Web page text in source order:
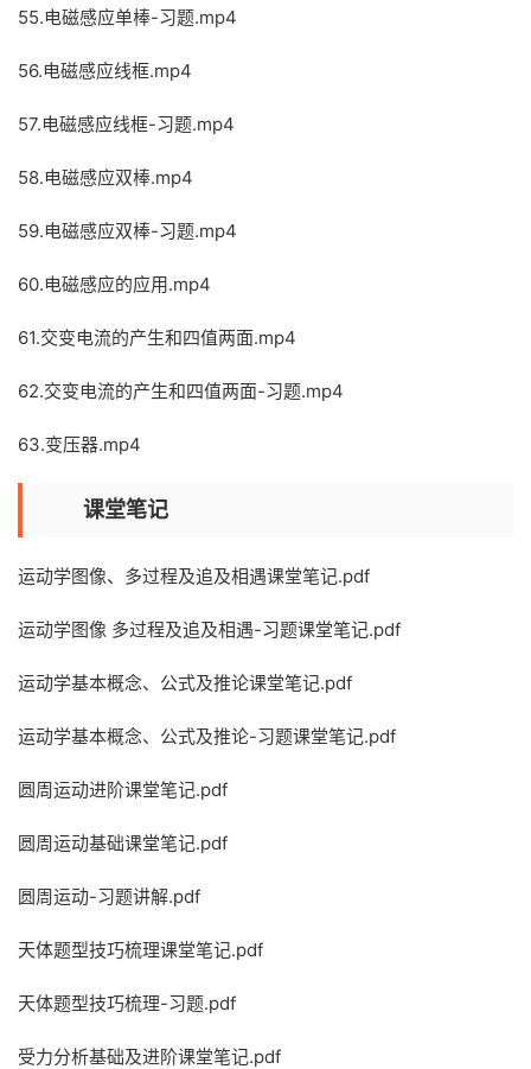
55.电磁感应单棒-习题.mp4
56.电磁感应线框.mp4
57.电磁感应线框-习题.mp4
58.电磁感应双棒.mp4
59.电磁感应双棒-习题.mp4
60.电磁感应的应用.mp4
61.交变电流的产生和四值两面.mp4
62.交变电流的产生和四值两面-习题.mp4
63.变压器.mp4
课堂笔记
运动学图像、多过程及追及相遇课堂笔记.pdf
运动学图像 多过程及追及相遇-习题课堂笔记.pdf
运动学基本概念、公式及推论课堂笔记.pdf
运动学基本概念、公式及推论-习题课堂笔记.pdf
圆周运动进阶课堂笔记.pdf
圆周运动基础课堂笔记.pdf
圆周运动-习题讲解.pdf
天体题型技巧梳理课堂笔记.pdf
天体题型技巧梳理-习题.pdf
受力分析基础及进阶课堂笔记.pdf